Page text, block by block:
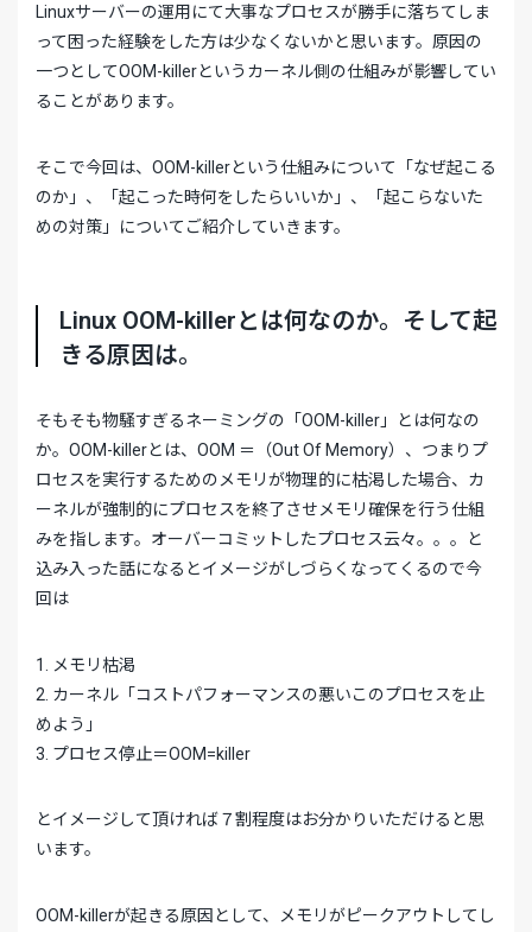
Linuxサーバーの運用にて大事なプロセスが勝手に落ちてしま
って困った経験をした方は少なくないかと思います。原因の
一つとしてOOM-killerというカーネル側の仕組みが影響してい
ることがあります。
そこで今回は、OOM-killerという仕組みについて「なぜ起こる
のか」、「起こった時何をしたらいいか」、「起こらないた
めの対策」についてご紹介していきます。
Linux OOM-killerとは何なのか。そして起
きる原因は。
そもそも物騒すぎるネーミングの「OOM-killer」とは何なの
か。OOM-killerとは、OOM ＝（Out Of Memory）、つまりプ
ロセスを実行するためのメモリが物理的に枯渇した場合、カ
ーネルが強制的にプロセスを終了させメモリ確保を行う仕組
みを指します。オーバーコミットしたプロセス云々。。。と
込み入った話になるとイメージがしづらくなってくるので今
回は
1. メモリ枯渇
2. カーネル「コストパフォーマンスの悪いこのプロセスを止
めよう」
3. プロセス停止＝OOM=killer
とイメージして頂ければ７割程度はお分かりいただけると思
います。
OOM-killerが起きる原因として、メモリがピークアウトしてし